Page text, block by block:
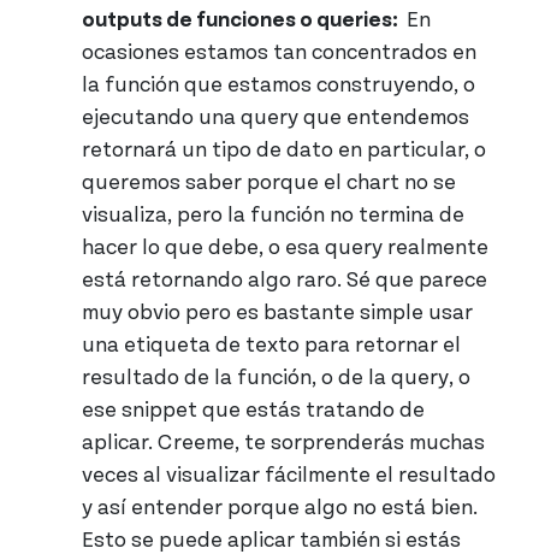
outputs de funciones o queries:
En
ocasiones estamos tan concentrados en
la función que estamos construyendo, o
ejecutando una query que entendemos
retornará un tipo de dato en particular, o
queremos saber porque el chart no se
visualiza, pero la función no termina de
hacer lo que debe, o esa query realmente
está retornando algo raro. Sé que parece
muy obvio pero es bastante simple usar
una etiqueta de texto para retornar el
resultado de la función, o de la query, o
ese snippet que estás tratando de
aplicar. Creeme, te sorprenderás muchas
veces al visualizar fácilmente el resultado
y así entender porque algo no está bien.
Esto se puede aplicar también si estás